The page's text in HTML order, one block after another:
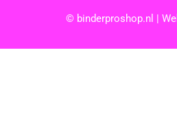
© binderproshop.nl |